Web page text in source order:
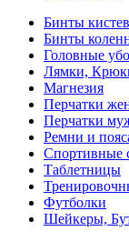
Бинты
Бинты
Головные
Лямки,
Магнезия
Перчатки
Перчатки
Ремни и
Спортивные
Таблетницы
Футболки
Шейкеры,